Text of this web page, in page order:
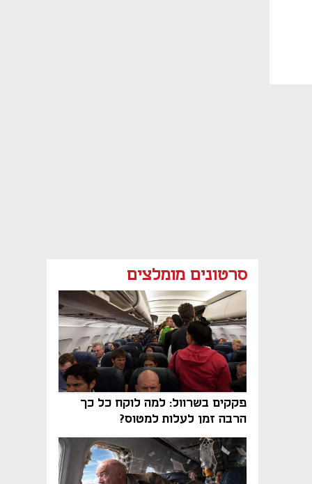
סרטונים מומלצים
פקקים בשרוול: למה לוקח כל כך
הרבה זמן לעלות למטוס?